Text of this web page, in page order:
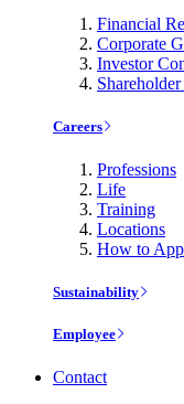
Financial
Corporate
Investor
Careers
Professions
Life
Training
Locations
How to
Sustainability
Employee
Contact